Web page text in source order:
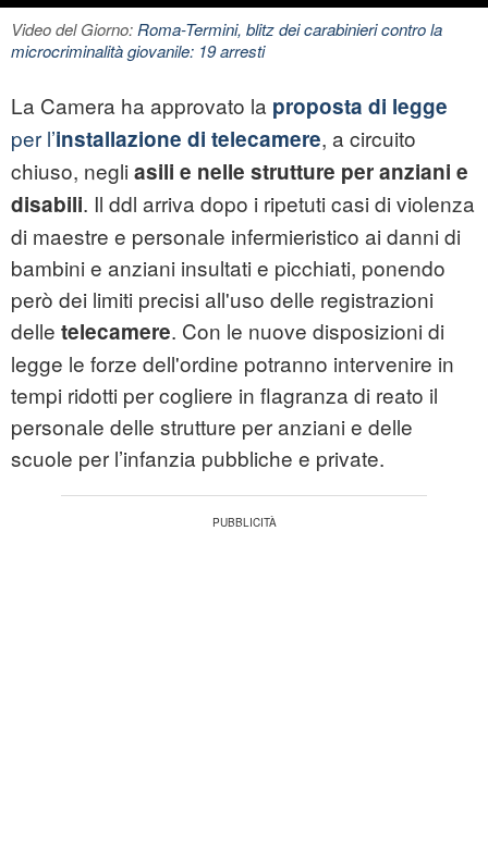
Video del Giorno:Roma-Termini, blitz dei carabinieri contro la
microcriminalità giovanile: 19 arresti
La Camera ha approvato la proposta di legge
per l’installazione di telecamere, a circuito
chiuso, negli asili e nelle strutture per anziani e
disabili. Il ddl arriva dopo i ripetuti casi di violenza
di maestre e personale infermieristico ai danni di
bambini e anziani insultati e picchiati, ponendo
però dei limiti precisi all'uso delle registrazioni
delle telecamere. Con le nuove disposizioni di
legge le forze dell'ordine potranno intervenire in
tempi ridotti per cogliere in flagranza di reato il
personale delle strutture per anziani e delle
scuole per l’infanzia pubbliche e private.